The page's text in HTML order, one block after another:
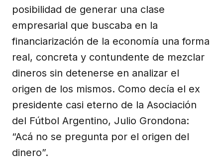
posibilidad de generar una clase
empresarial que buscaba en la
financiarización de la economía una forma
real, concreta y contundente de mezclar
dineros sin detenerse en analizar el
origen de los mismos. Como decía el ex
presidente casi eterno de la Asociación
del Fútbol Argentino, Julio Grondona:
“Acá no se pregunta por el origen del
dinero”.